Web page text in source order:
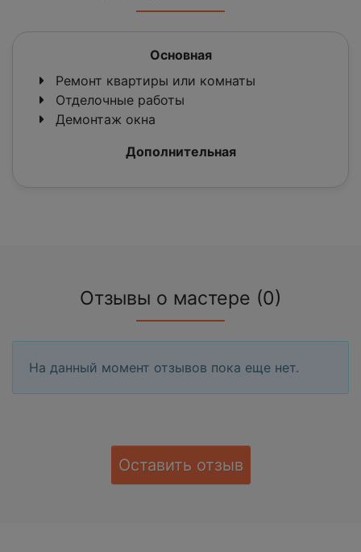
Основная
Ремонт квартиры или комнаты
Отделочные работы
Демонтаж окна
Дополнительная
Отзывы о мастере (0)
На данный момент отзывов пока еще нет.
Оставить отзыв